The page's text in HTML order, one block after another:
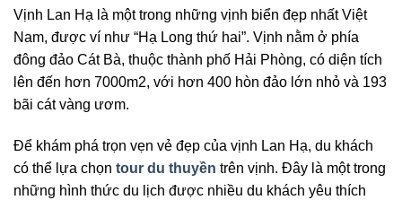
Vịnh Lan Hạ là một trong những vịnh biển đẹp nhất Việt
Nam, được ví như “Hạ Long thứ hai”. Vịnh nằm ở phía
đông đảo Cát Bà, thuộc thành phố Hải Phòng, có diện tích
lên đến hơn 7000m2, với hơn 400 hòn đảo lớn nhỏ và 193
bãi cát vàng ươm.
Để khám phá trọn vẹn vẻ đẹp của vịnh Lan Hạ, du khách
có thể lựa chọn tour du thuyền trên vịnh. Đây là một trong
những hình thức du lịch được nhiều du khách yêu thích